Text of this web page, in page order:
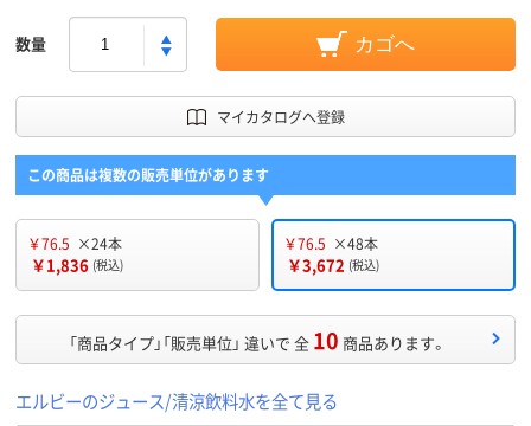
数量 カゴへ
マイカタログへ登録
この商品は複数の販売単位があります
￥76.5 ×24本
￥1,836 (税込)
￥76.5 ×48本
￥3,672 (税込)
「商品タイプ」「販売単位」 違いで 全 10 商品あります。
エルビーのジュース/清涼飲料水を全て見る